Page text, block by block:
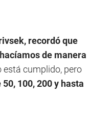
recordó que
de manera
está cumplido, pero
100, 200 y hasta